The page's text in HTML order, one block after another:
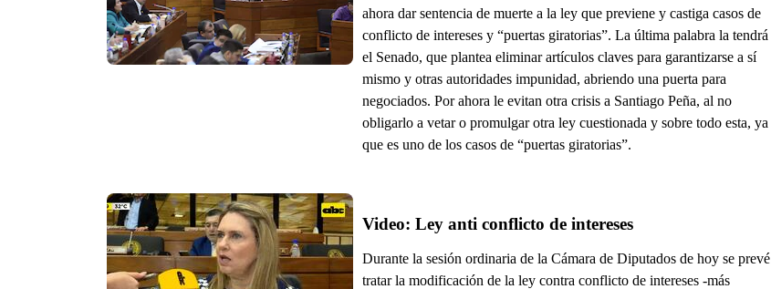
ahora dar sentencia de muerte a la ley que previene y castiga casos de
conflicto de intereses y “puertas giratorias”. La última palabra la tendrá
el Senado, que plantea eliminar artículos claves para garantizarse a sí
mismo y otras autoridades impunidad, abriendo una puerta para
negociados. Por ahora le evitan otra crisis a Santiago Peña, al no
obligarlo a vetar o promulgar otra ley cuestionada y sobre todo esta, ya
que es uno de los casos de “puertas giratorias”.
Durante la sesión ordinaria de la Cámara de Diputados de hoy se prevé
tratar la modificación de la ley contra conflicto de intereses -más